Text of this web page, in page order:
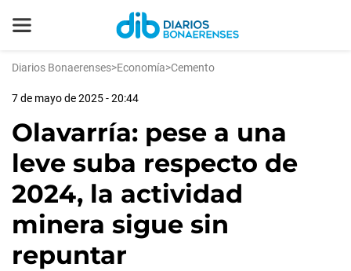
Diarios Bonaerenses>Economía>Cemento
7 de mayo de 2025 - 20:44
Olavarría: pese a una
leve suba respecto de
2024, la actividad
minera sigue sin
repuntar